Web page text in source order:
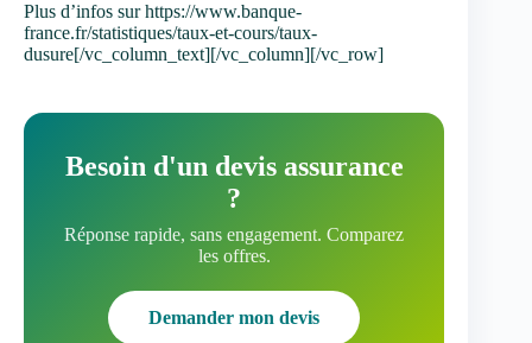
Plus d’infos sur https://www.banque-
france.fr/statistiques/taux-et-cours/taux-
dusure[/vc_column_text][/vc_column][/vc_row]
Besoin d'un devis assurance
?
Réponse rapide, sans engagement. Comparez
les offres.
Demander mon devis